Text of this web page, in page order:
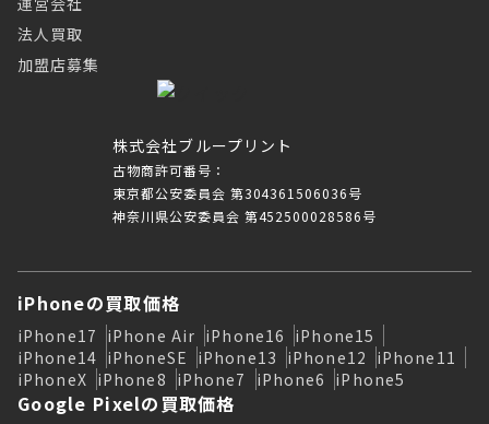
株式会社ブループリント
古物商許可番号：
東京都公安委員会 第304361506036号
神奈川県公安委員会 第452500028586号
法人買取
加盟店募集
iPhoneの買取価格
iPhone17 iPhone Air iPhone16 iPhone15
iPhone14 iPhoneSE iPhone13 iPhone12 iPhone11
iPhoneX iPhone8 iPhone7 iPhone6 iPhone5
Google Pixelの買取価格